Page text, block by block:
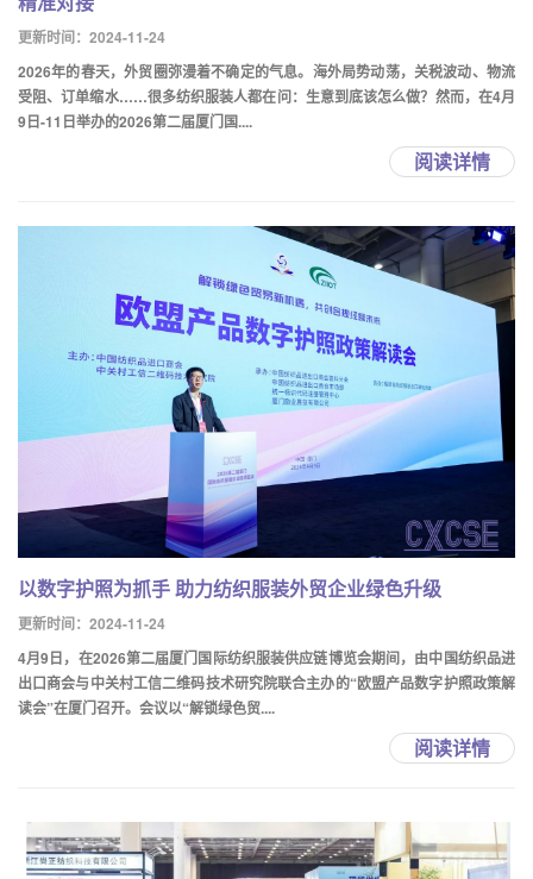
更新时间：2024-11-24
2026年的春天，外贸圈弥漫着不确定的气息。海外局势动荡，关税波动、物流
受阻、订单缩水……很多纺织服装人都在问：生意到底该怎么做？然而，在4月
9日-11日举办的2026第二届厦门国....
阅读详情
以数字护照为抓手 助力纺织服装外贸企业绿色升级
更新时间：2024-11-24
4月9日，在2026第二届厦门国际纺织服装供应链博览会期间，由中国纺织品进
出口商会与中关村工信二维码技术研究院联合主办的“欧盟产品数字护照政策解
读会”在厦门召开。会议以“解锁绿色贸....
阅读详情